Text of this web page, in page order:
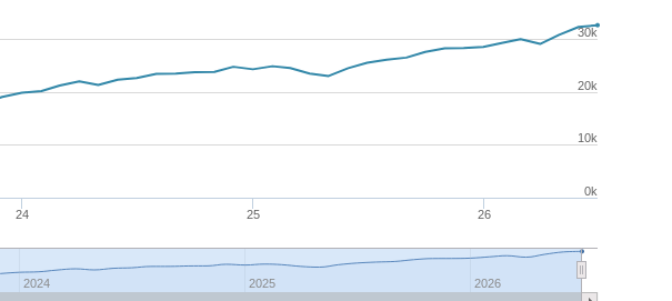
24 25 26
2024 2025 2026
0k
10k
20k
30k